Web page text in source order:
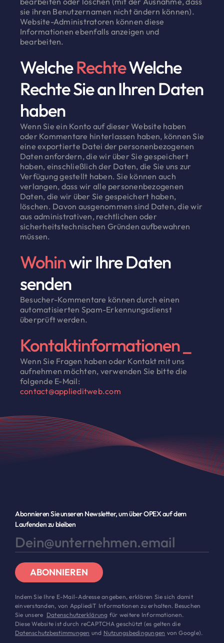
sie ihren Benutzernamen nicht ändern können).
Website-Administratoren können diese
Informationen ebenfalls anzeigen und
bearbeiten.
WelcheRechteWelche
Rechte Sie an Ihren Daten
haben
Wenn Sie ein Konto auf dieser Website haben
oder Kommentare hinterlassen haben, können Sie
eine exportierte Datei der personenbezogenen
Daten anfordern, die wir über Sie gespeichert
haben, einschließlich der Daten, die Sie uns zur
Verfügung gestellt haben. Sie können auch
verlangen, dass wir alle personenbezogenen
Daten, die wir über Sie gespeichert haben,
löschen. Davon ausgenommen sind Daten, die wir
aus administrativen, rechtlichen oder
sicherheitstechnischen Gründen aufbewahren
müssen.
Wohinwir Ihre Daten
senden
Besucher-Kommentare können durch einen
automatisierten Spam-Erkennungsdienst
überprüft werden.
Kontaktinformationen _
Wenn Sie Fragen haben oder Kontakt mit uns
aufnehmen möchten, verwenden Sie bitte die
folgende E-Mail:
contact@applieditweb.com
Abonnieren Sie unseren Newsletter, um über OPEX auf dem
Laufenden zu bleiben
ABONNIEREN
Indem Sie Ihre E-Mail-Adresse angeben, erklären Sie sich damit
einverstanden, von AppliediT Informationen zu erhalten. Besuchen
Sie unsere Datenschutzerklärung für weitere Informationen.
Diese Website ist durch reCAPTCHA geschützt (es gelten die
Datenschutzbestimmungen und Nutzungsbedingungen von Google).